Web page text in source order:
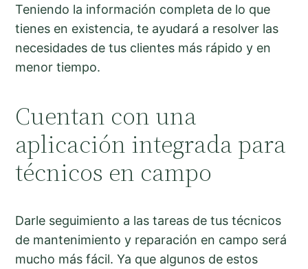
Teniendo la información completa de lo que
tienes en existencia, te ayudará a resolver las
necesidades de tus clientes más rápido y en
menor tiempo.
Cuentan con una
aplicación integrada para
técnicos en campo
Darle seguimiento a las tareas de tus técnicos
de mantenimiento y reparación en campo será
mucho más fácil. Ya que algunos de estos